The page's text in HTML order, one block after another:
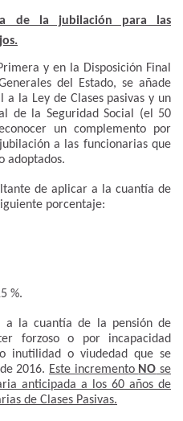
de la jubilación para las
y en la Disposición Final
del Estado, se añade
a la Ley de Clases pasivas y un
de la Seguridad Social (el 50
un complemento por
a las funcionarias que
adoptados.
de aplicar a la cuantía de
porcentaje:
%.
a la cuantía de la pensión de
forzoso o por incapacidad
inutilidad o viudedad que se
2016. Este incremento NO se
anticipada a los 60 años de
de Clases Pasivas.